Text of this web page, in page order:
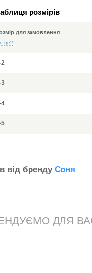
розмірів
для замовлення
це?
2
3
4
5
вiд бренду Соня
ДЛЯ